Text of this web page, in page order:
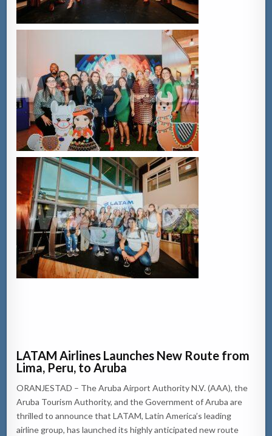
LATAM Airlines Launches New Route from
Lima, Peru, to Aruba
ORANJESTAD – The Aruba Airport Authority N.V. (AAA), the
Aruba Tourism Authority, and the Government of Aruba are
thrilled to announce that LATAM, Latin America’s leading
airline group, has launched its highly anticipated new route